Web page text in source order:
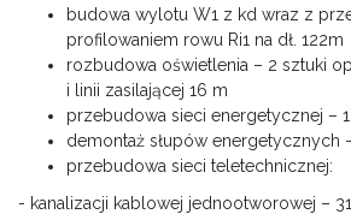
budowa wylotu W1 z kd wraz z
profilowaniem rowu Ri1 na dł. 122m
rozbudowa oświetlenia – 2 sztuki
i linii zasilającej 16 m
przebudowa sieci energetycznej – 1
demontaż słupów energetycznych
przebudowa sieci teletechnicznej:
- kanalizacji kablowej jednootworowej –